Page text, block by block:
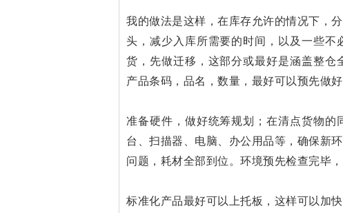
我的做法是这样，在库存允许的情况下，
头，减少入库所需要的时间，以及一些
货，先做迁移，这部分或最好是涵盖整
产品条码，品名，数量，最好可以预先做好
准备硬件，做好统筹规划； 在清点货物的
台、扫描器、电脑、办公用品等，确保新
问题，耗材全部到位。 环境预先检查完毕
标准化产品最好可以上托板，这样可以加